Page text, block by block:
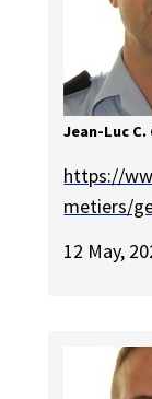
Jean-Luc C.
https://
metiers/
12 May,